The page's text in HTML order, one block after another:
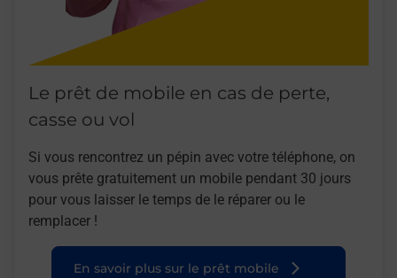
Le prêt de mobile en cas de perte,
casse ou vol
Si vous rencontrez un pépin avec votre téléphone, on
vous prête gratuitement un mobile pendant 30 jours
pour vous laisser le temps de le réparer ou le
remplacer !
En savoir plus sur le prêt mobile